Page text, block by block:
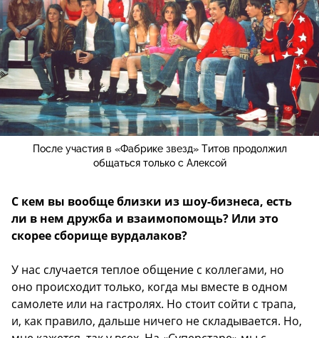
После участия в «Фабрике звезд» Титов продолжил
общаться только с Алексой
С кем вы вообще близки из шоу-бизнеса, есть
ли в нем дружба и взаимопомощь? Или это
скорее сборище вурдалаков?
У нас случается теплое общение с коллегами, но
оно происходит только, когда мы вместе в одном
самолете или на гастролях. Но стоит сойти с трапа,
и, как правило, дальше ничего не складывается. Но,